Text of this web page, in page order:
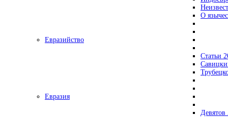
О
Евразийство
Статьи
Евразия